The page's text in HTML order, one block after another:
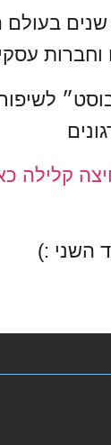
עם ניסיון של 21
וחברות
לשיפור
קלילה
השני :)